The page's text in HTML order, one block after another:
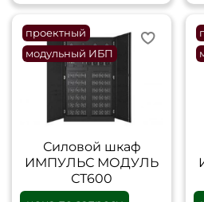
проектный
модульный ИБП
Силовой шкаф
ИМПУЛЬС МОДУЛЬ
СТ600